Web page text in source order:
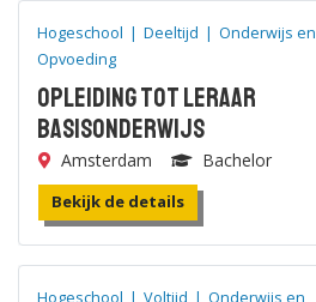
Hogeschool | Deeltijd | Onderwijs en
Opvoeding
Opleiding tot leraar
Basisonderwijs
Amsterdam Bachelor
Bekijk de details
Hogeschool | Voltijd | Onderwijs en